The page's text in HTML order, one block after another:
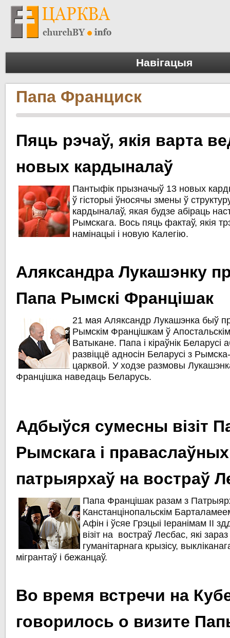
Навігацыя
Папа Франциск
Пяць рэчаў, якія варта
новых кардыналаў
Пантыфік прызначыў 13 новых
ў гісторыі ўносячы змены ў
кардыналаў, якая будзе абіраць
Рымскага. Вось пяць фактаў, якія
намінацыі і новую Калегію.
Аляксандра Лукашэнку
Папа Рымскі Францішак
21 мая Аляксандр Лукашэнка быў
Рымскім Францішкам ў
Ватыкане. Папа і кіраўнік Беларусі
развіццё адносін Беларусі з
царквой. У ходзе размовы
Францішка наведаць Беларусь.
Адбыўся сумесны візіт
Рымскага і праваслаўных
патрыярхаў на востраў
Папа Францішак разам з
Канстанцінопальскім
Афін і ўсяе Грэцыі Іеранімам ІІ
візіт на востраў Лесбас, які
гуманітарнага крызісу,
мігрантаў і бежанцаў.
Во время встречи на
говорилось о визите